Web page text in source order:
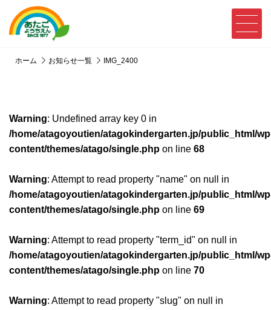
ホーム お知らせ一覧 IMG_2400
Warning: Undefined array key 0 in
/home/atagoyoutien/atagokindergarten.jp/public_html/
content/themes/atago/single.php on line 68
Warning: Attempt to read property "name" on null in
/home/atagoyoutien/atagokindergarten.jp/public_html/
content/themes/atago/single.php on line 69
Warning: Attempt to read property "term_id" on null in
/home/atagoyoutien/atagokindergarten.jp/public_html/
content/themes/atago/single.php on line 70
Warning: Attempt to read property "slug" on null in